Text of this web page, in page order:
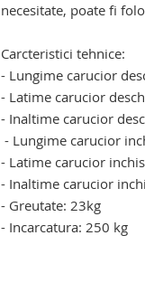
necesitate, poate fi
Carcteristici tehnice:
- Lungime carucior
- Latime carucior
- Inaltime carucior
- Lungime carucior
- Latime carucior
- Inaltime carucior
- Greutate: 23kg
- Incarcatura: 250 kg